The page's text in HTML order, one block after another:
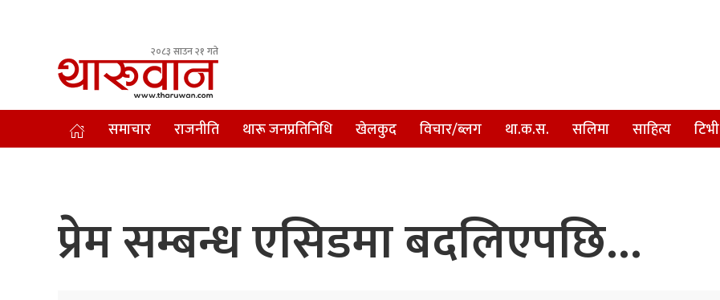
२०८३ साउन २१ गते
Leading Newsportal from Tharu Community Nepal.
समाचार राजनीति थारू जनप्रतिनिधि खेलकुद विचार/ब्लग था.क.स. सलिमा साहित्य टिभी
प्रेम सम्बन्ध एसिडमा बदलिएपछि…